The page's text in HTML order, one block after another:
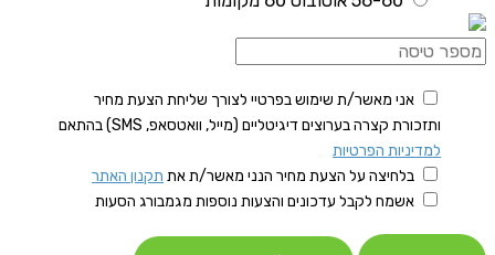
אני מאשר/ת שימוש בפרטיי לצורך שליחת הצעת מחיר
ותזכורת קצרה בערוצים דיגיטליים (מייל, וואטסאפ, SMS) בהתאם
למדיניות הפרטיות
בלחיצה על הצעת מחיר הנני מאשר/ת את תקנון האתר
אשמח לקבל עדכונים והצעות נוספות מגמבורג הסעות